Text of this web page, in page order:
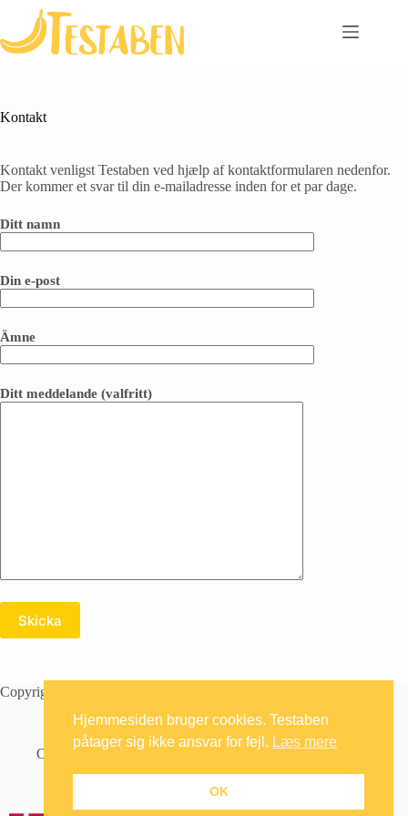
content
Kontakt
Kontakt venligst Testaben ved hjælp af kontaktformularen nedenfor.
Der kommer et svar til din e-mailadresse inden for et par dage.
Ditt namn
Din e-post
Ämne
Ditt meddelande (valfritt)
Copyright © 2026 Testaben
Om Artikler Databeskyttelsepolitik
Hjemmesiden bruger cookies. Testaben
påtager sig ikke ansvar for fejl. Læs mere
OK